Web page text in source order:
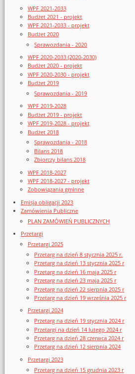
WPF 2021-2033
Budżet 2021 - projekt
WPF 2021-2033 - projekt
Budżet 2020
Sprawozdania - 2020
WPF 2020-2033 (2020-2030)
Budżet 2020 - projekt
WPF 2020-2030 - projekt
Budżet 2019
Sprawozdania - 2019
WPF 2019-2028
Budżet 2019 - projekt
WPF 2019-2028 - projekt
Budżet 2018
Sprawozdania - 2018
Bilans 2018
Zbiorczy bilans 2018
WPF 2018-2027
WPF 2018-2027 - projekt
Zobowiązania gminne
Emisja obligacji 2023
Zamówienia Publiczne
PLAN ZAMÓWIEŃ PUBLICZNYCH
Przetargi
Przetargi 2025
Przetarg na dzień 8 stycznia 2025 r.
Przetarg na dzień 13 stycznia 2025 r
Przetarg na dzień 16 maja 2025 r
Przetarg na dzień 23 maja 2025 r
Przetarg na dzień 22 sierpnia 2025 r
Przetarg na dzień 19 września 2025 r
Przetargi 2024
Przetarg na dzień 19 stycznia 2024 r
Przetargi na dzień 14 lutego 2024 r
Przetarg na dzień 28 czerwca 2024 r
Przetarg na dzień 12 sierpnia 2024
Przetargi 2023
Przetarg na dzień 15 grudnia 2023 r